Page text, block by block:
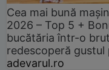
Cea mai bună
2026 – Top 5 +
bucătăria într-o
redescoperă gustul
adevarul.ro